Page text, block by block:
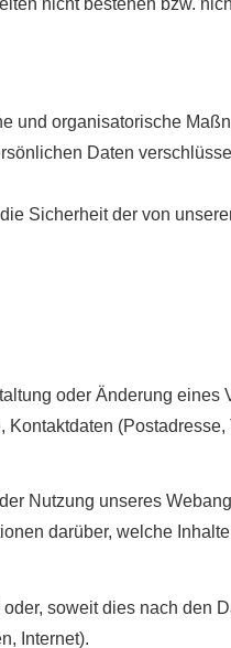
und organisatorische
Daten
Sicherheit der von
oder Änderung eines
Nutzung unseres
darüber, welche
soweit dies nach den
Internet).